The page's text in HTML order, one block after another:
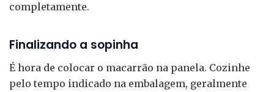
completamente.
Finalizando a sopinha
É hora de colocar o macarrão na panela. Cozinhe
pelo tempo indicado na embalagem, geralmente